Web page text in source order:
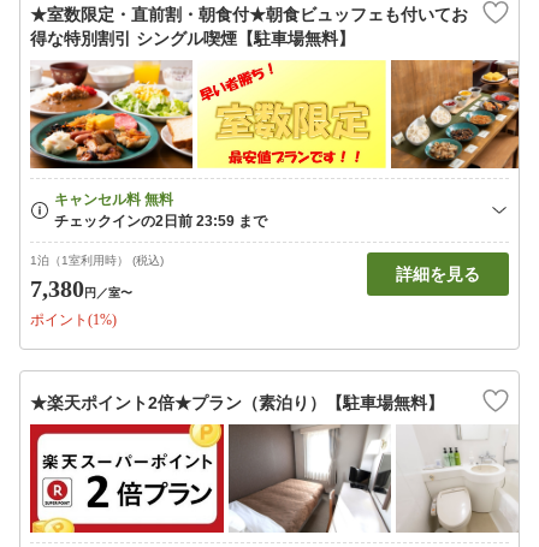
★室数限定・直前割・朝食付★朝食ビュッフェも付いてお
得な特別割引 シングル喫煙【駐車場無料】
1泊（1室利用時） (税込)
7,380円 ／室〜
ポイント(1%)
詳細を見る
★楽天ポイント2倍★プラン（素泊り）【駐車場無料】